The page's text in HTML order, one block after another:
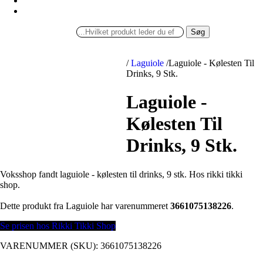
Søg
/ Laguiole /Laguiole - Kølesten Til
Drinks, 9 Stk.
Laguiole -
Kølesten Til
Drinks, 9 Stk.
Voksshop fandt laguiole - kølesten til drinks, 9 stk. Hos rikki tikki
shop.
Dette produkt fra Laguiole har varenummeret 3661075138226.
Se prisen hos Rikki Tikki Shop
VARENUMMER (SKU): 3661075138226